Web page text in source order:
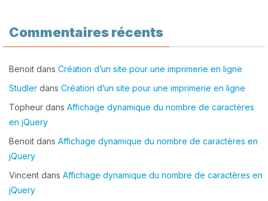
Commentaires récents
Benoit dans Création d’un site pour une imprimerie en ligne
Studler dans Création d’un site pour une imprimerie en ligne
Topheur dans Affichage dynamique du nombre de caractères
en jQuery
Benoit dans Affichage dynamique du nombre de caractères en
jQuery
Vincent dans Affichage dynamique du nombre de caractères en
jQuery